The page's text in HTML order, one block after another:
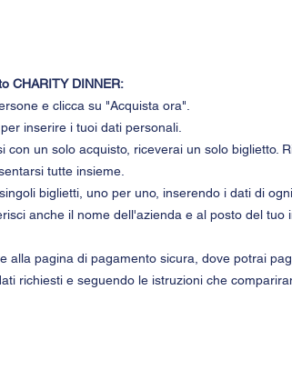
CHARITY DINNER:
e clicca su "Acquista ora".
inserire i tuoi dati personali.
con un solo acquisto, riceverai un solo biglietto.
tutte insieme.
biglietti, uno per uno, inserendo i dati di
anche il nome dell'azienda e al posto del
alla pagina di pagamento sicura, dove potrai
richiesti e seguendo le istruzioni che